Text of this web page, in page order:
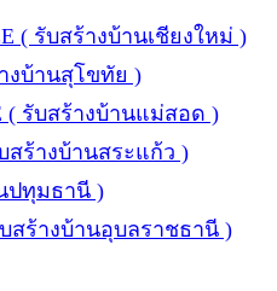
( รับสร้างบ้านเชียงใหม่ )
งบ้านสุโขทัย )
( รับสร้างบ้านแม่สอด )
สร้างบ้านสระแก้ว )
ปทุมธานี )
สร้างบ้านอุบลราชธานี )